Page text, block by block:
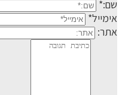
שם:*
אימייל*
אתר: